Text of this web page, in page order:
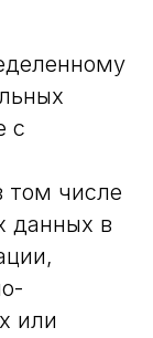
с
том числе
данных в
или